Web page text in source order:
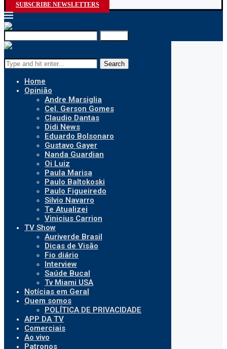
SUBSCRIBE NEWSLETTERS
Search
Home
Opinião
Andre Marsiglia
Cel. Gerson Gomes
Claudio Dantas
Didi News
Eduardo Bolsonaro
Gustavo Gayer
Nanda Guardian
Oi Luiz
Paula Marisa
Paulo Baltokoski
Paulo Figueiredo
Silvio Navarro
Te Atualizei
Vinicius Carrion
TV Show
Auriverde Brasil
Dicas de Visão
Fio diário
Interview
Saúde Bucal
Tv Miami USA
Notícias em Geral
Quem somos
POLÍTICA DE PRIVACIDADE
APP DA TV
Comerciais
Ao vivo
Patronos